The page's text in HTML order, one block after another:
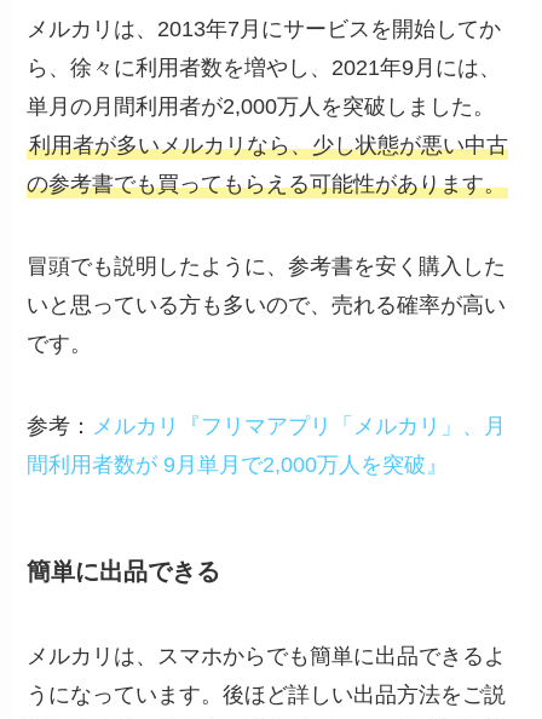
メルカリは、2013年7月にサービスを開始してか
ら、徐々に利用者数を増やし、2021年9月には、
単月の月間利用者が2,000万人を突破しました。
利用者が多いメルカリなら、少し状態が悪い中古
の参考書でも買ってもらえる可能性があります。
冒頭でも説明したように、参考書を安く購入した
いと思っている方も多いので、売れる確率が高い
です。
参考： メルカリ『フリマアプリ「メルカリ」、月
間利用者数が 9月単月で2,000万人を突破』
簡単に出品できる
メルカリは、スマホからでも簡単に出品できるよ
うになっています。後ほど詳しい出品方法をご説